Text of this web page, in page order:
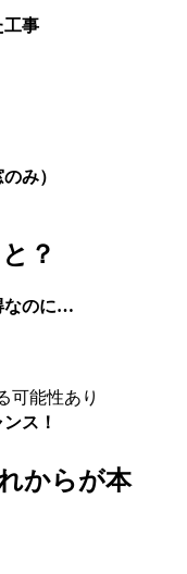
工事
み）
？
なのに…
可能性あり
ス！
からが本